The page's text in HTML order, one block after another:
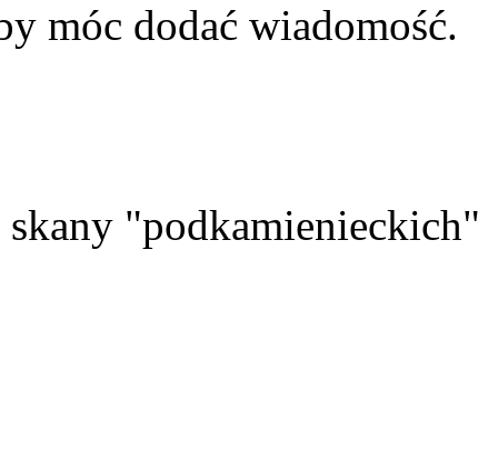
móc dodać wiadomość.
"podkamienieckich"